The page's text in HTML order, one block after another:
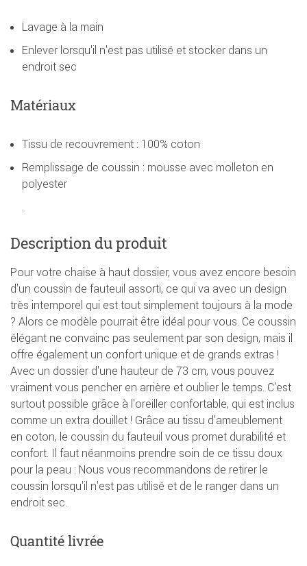
Lavage à la main
Enlever lorsqu'il n'est pas utilisé et stocker dans un
endroit sec
Matériaux
Tissu de recouvrement : 100% coton
Remplissage de coussin : mousse avec molleton en
polyester
.
Description du produit
Pour votre chaise à haut dossier, vous avez encore besoin
d'un coussin de fauteuil assorti, ce qui va avec un design
très intemporel qui est tout simplement toujours à la mode
? Alors ce modèle pourrait être idéal pour vous. Ce coussin
élégant ne convainc pas seulement par son design, mais il
offre également un confort unique et de grands extras !
Avec un dossier d'une hauteur de 73 cm, vous pouvez
vraiment vous pencher en arrière et oublier le temps. C'est
surtout possible grâce à l'oreiller confortable, qui est inclus
comme un extra douillet ! Grâce au tissu d'ameublement
en coton, le coussin du fauteuil vous promet durabilité et
confort. Il faut néanmoins prendre soin de ce tissu doux
pour la peau : Nous vous recommandons de retirer le
coussin lorsqu'il n'est pas utilisé et de le ranger dans un
endroit sec.
Quantité livrée